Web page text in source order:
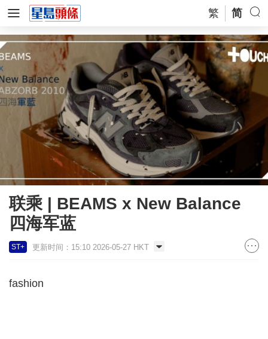
繁 简
联乘 | BEAMS x New Balance
四海军蓝
ST+ 更新时间：15:10 2026-05-27 HKT
fashion